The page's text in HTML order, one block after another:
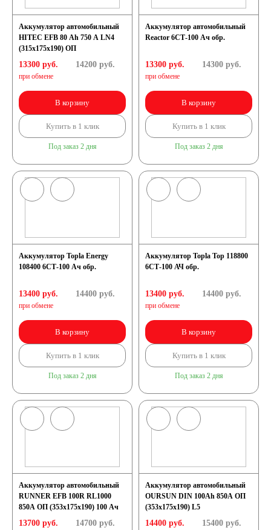
Аккумулятор автомобильный
HITEC EFB 80 Ah 750 A LN4
(315x175x190) ОП
13300 руб.
при обмене
14200руб.
В корзину
Купить в 1 клик
Под заказ 2 дня
Аккумулятор автомобильный
Reactor 6СТ-100 Ач обр.
13300 руб.
при обмене
14300руб.
В корзину
Купить в 1 клик
Под заказ 2 дня
Аккумулятор Topla Energy
108400 6СТ-100 Ач обр.
13400 руб.
при обмене
14400руб.
В корзину
Купить в 1 клик
Под заказ 2 дня
Аккумулятор Topla Top 118800
6СТ-100 АЧ обр.
13400 руб.
при обмене
14400руб.
В корзину
Купить в 1 клик
Под заказ 2 дня
Аккумулятор автомобильный
RUNNER EFB 100R RL1000
850A ОП (353х175х190) 100 Ач
13700 руб. 14700руб.
Аккумулятор автомобильный
OURSUN DIN 100Ah 850A ОП
(353х175х190) L5
14400 руб. 15400руб.